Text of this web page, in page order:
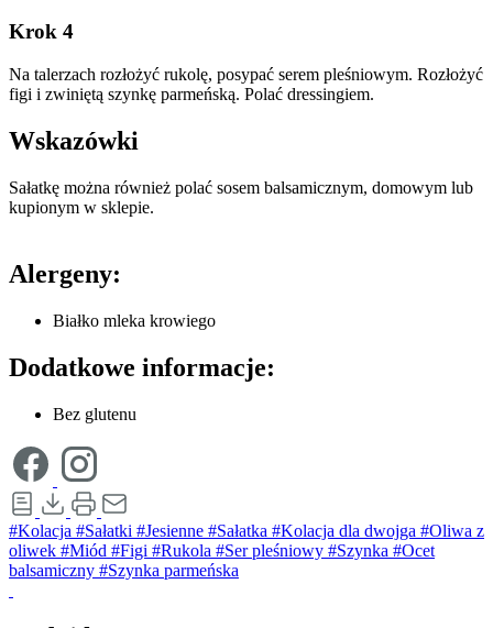
Krok 4
Na talerzach rozłożyć rukolę, posypać serem pleśniowym. Rozłożyć
figi i zwiniętą szynkę parmeńską. Polać dressingiem.
Wskazówki
Sałatkę można również polać sosem balsamicznym, domowym lub
kupionym w sklepie.
Alergeny:
Białko mleka krowiego
Dodatkowe informacje:
Bez glutenu
#Kolacja #Sałatki #Jesienne #Sałatka #Kolacja dla dwojga #Oliwa z
oliwek #Miód #Figi #Rukola #Ser pleśniowy #Szynka #Ocet
balsamiczny #Szynka parmeńska